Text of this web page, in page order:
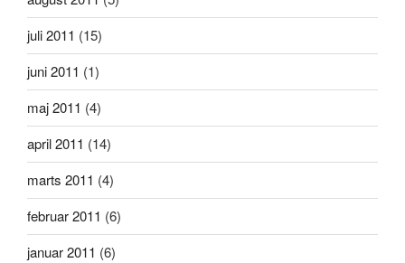
juli 2011 (15)
juni 2011 (1)
maj 2011 (4)
april 2011 (14)
marts 2011 (4)
februar 2011 (6)
januar 2011 (6)